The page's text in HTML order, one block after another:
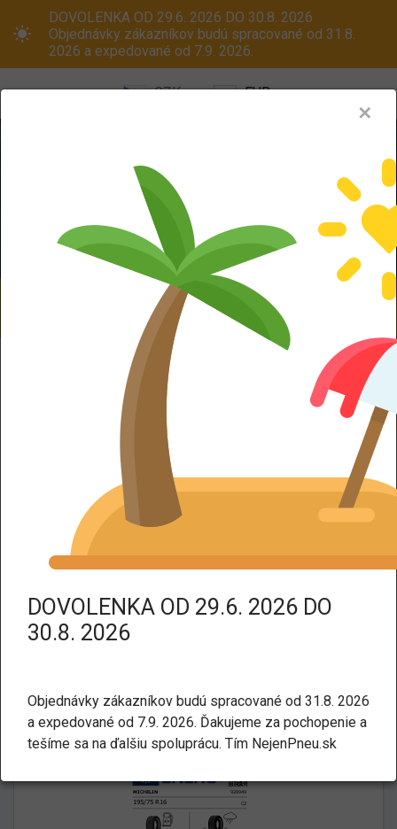
DOVOLENKA OD 29.6. 2026 DO 30.8. 2026
Objednávky zákazníkov budú spracované od 31.8.
2026 a expedované od 7.9. 2026.
CZK EUR
Menu
Oceľové disky ALU kola
Dodáváme aj na Slovensko! Platcom
DPH dodáme tovar bez DPH.
Úžitkové
MICHELIN AGILIS 3 195/75 R16
107R
Energetický štítok:
✕
DOVOLENKA OD 29.6. 2026 DO
30.8. 2026
Objednávky zákazníkov budú spracované od 31.8. 2026
a expedované od 7.9. 2026. Ďakujeme za pochopenie a
tešíme sa na ďalšiu spoluprácu. Tím NejenPneu.sk